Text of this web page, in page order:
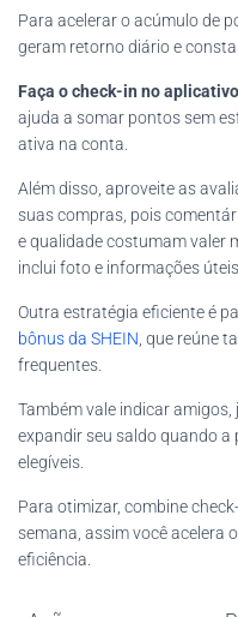
Para acelerar o acúmulo de
geram retorno diário e
Faça o check-in no
ajuda a somar pontos sem
ativa na conta.
Além disso, aproveite as
suas compras, pois
e qualidade costumam valer
inclui foto e informações
Outra estratégia eficiente é
bônus da SHEIN , que reúne
frequentes.
Também vale indicar
expandir seu saldo quando
elegíveis.
Para otimizar, combine
semana, assim você acelera
eficiência.